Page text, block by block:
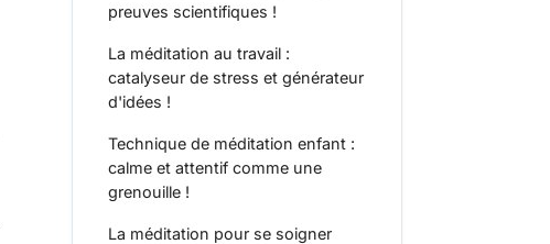
preuves scientifiques !
La méditation au travail :
catalyseur de stress et générateur
d'idées !
Technique de méditation enfant :
calme et attentif comme une
grenouille !
La méditation pour se soigner